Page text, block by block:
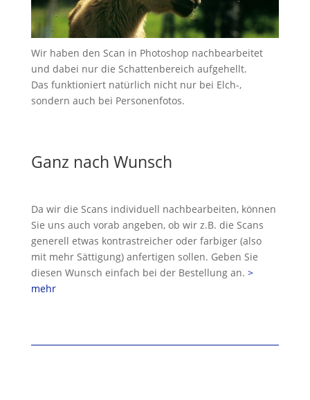
Wir haben den Scan in Photoshop nachbearbeitet
und dabei nur die Schattenbereich aufgehellt.
Das funktioniert natürlich nicht nur bei Elch-,
sondern auch bei Personenfotos.
Ganz nach Wunsch
Da wir die Scans individuell nachbearbeiten, können
Sie uns auch vorab angeben, ob wir z.B. die Scans
generell etwas kontrastreicher oder farbiger (also
mit mehr Sättigung) anfertigen sollen. Geben Sie
diesen Wunsch einfach bei der Bestellung an. >
mehr